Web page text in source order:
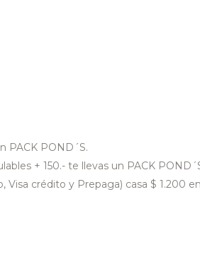
PACK POND´S.
+ 150.- te llevas un PACK
Visa crédito y Prepaga) casa $ 1.200 en